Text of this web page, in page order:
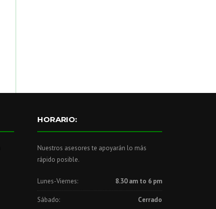
HORARIO:
Nuestros asesores te apoyarán lo más
rápido posible.
Lunes-Viernes: 8.30 am to 6 pm
Sábado: Cerrado